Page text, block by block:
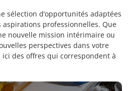
sélection d’opportunités adaptées
aspirations professionnelles. Que
nouvelle mission intérimaire ou
perspectives dans votre
des offres qui correspondent à